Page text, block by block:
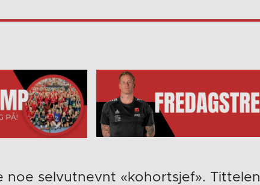
noe selvutnevnt «kohortsjef». Tittelen